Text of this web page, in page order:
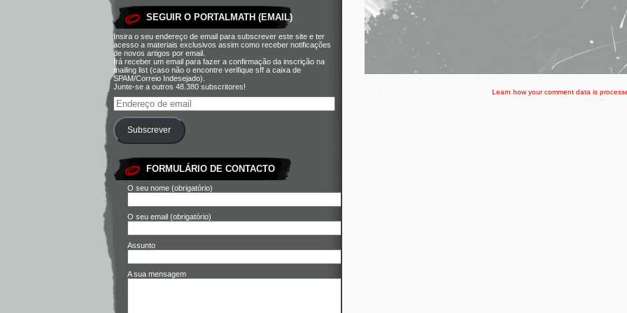
SEGUIR O PORTALMATH (EMAIL)
Insira o seu endereço de email para subscrever este site e ter
acesso a materiais exclusivos assim como receber notificações
de novos artigos por email.
Irá receber um email para fazer a confirmação da inscrição na
mailing list (caso não o encontre verifique sff a caixa de
SPAM/Correio Indesejado).
Junte-se a outros 48.380 subscritores!
Subscrever
FORMULÁRIO DE CONTACTO
O seu nome (obrigatório)
O seu email (obrigatório)
Assunto
A sua mensagem
Learn how your comment data is